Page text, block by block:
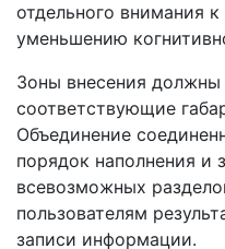
отдельного внимания
уменьшению
Зоны внесения должны
соответствующие
Объединение
порядок наполнения и
всевозможных
пользователям
записи информации.